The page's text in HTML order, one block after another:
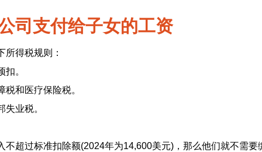
司支付给子女的工资
所得税规则：
。
税和医疗保险税。
失业税。
不超过标准扣除额(2024年为14,600美元)，那么他们就不需要